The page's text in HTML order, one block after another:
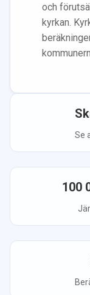
och
kyrkan.
Se
100